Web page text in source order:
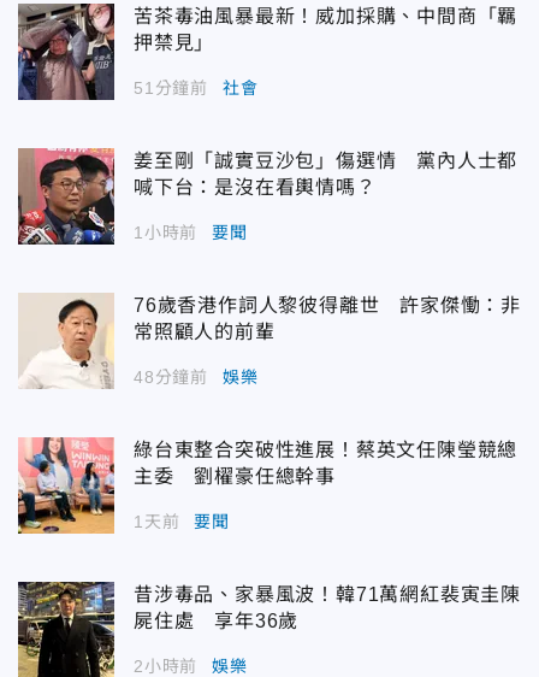
苦茶毒油風暴最新！威加採購、中間商「羈
押禁見」
51分鐘前 社會
姜至剛「誠實豆沙包」傷選情 黨內人士都
喊下台：是沒在看輿情嗎？
1小時前 要聞
76歲香港作詞人黎彼得離世 許家傑慟：非
常照顧人的前輩
48分鐘前 娛樂
綠台東整合突破性進展！蔡英文任陳瑩競總
主委 劉櫂豪任總幹事
1天前 要聞
昔涉毒品、家暴風波！韓71萬網紅裴寅圭陳
屍住處 享年36歲
2小時前 娛樂